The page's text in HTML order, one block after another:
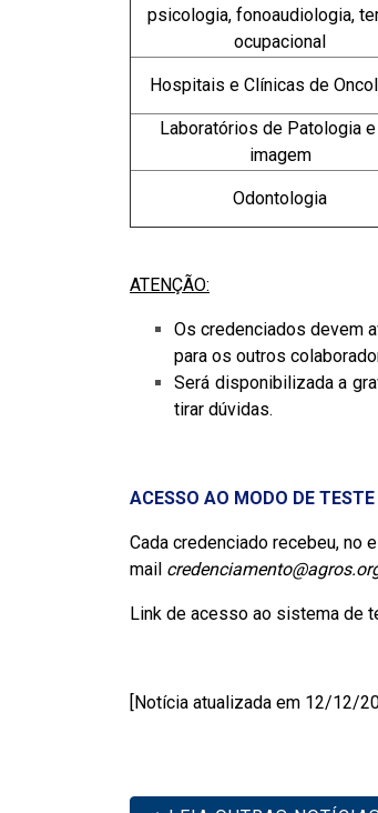
psicologia, fonoaudiologia,
ocupacional
Hospitais e Clínicas de
Laboratórios de Patologia
imagem
Odontologia
ATENÇÃO:
Os credenciados devem
para os outros
Será disponibilizada a
tirar dúvidas.
ACESSO AO MODO DE
Cada credenciado recebeu, no
mail
Link de acesso ao sistema de
[Notícia atualizada em 12/12/